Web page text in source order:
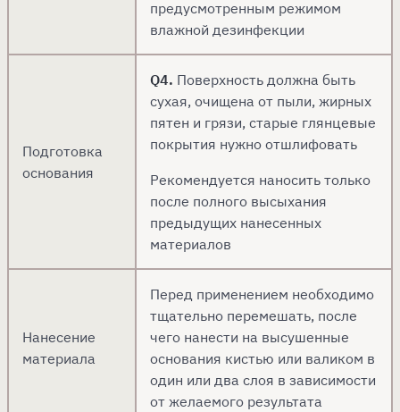
предусмотренным режимом
влажной дезинфекции
Подготовка
основания
Q4. Поверхность должна быть
сухая, очищена от пыли, жирных
пятен и грязи, старые глянцевые
покрытия нужно отшлифовать
Рекомендуется наносить только
после полного высыхания
предыдущих нанесенных
материалов
Нанесение
материала
Перед применением необходимо
тщательно перемешать, после
чего нанести на высушенные
основания кистью или валиком в
один или два слоя в зависимости
от желаемого результата